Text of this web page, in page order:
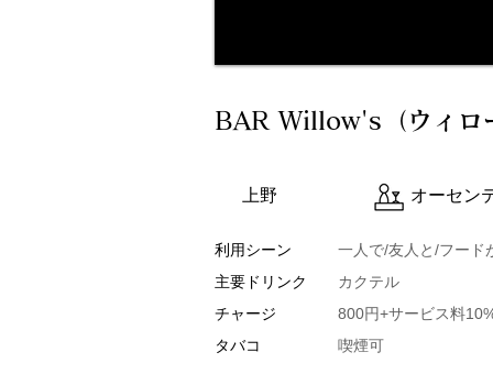
BAR Willow's（ウィロ
上野 オーセン
利用シーン
一人で/友人と/フード
主要ドリンク
カクテル
チャージ
800円+サービス料
タバコ
喫煙可